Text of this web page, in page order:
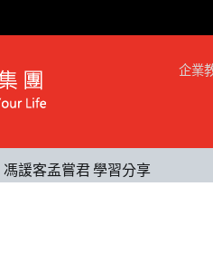
企業
馮諼客孟嘗君 學習分享